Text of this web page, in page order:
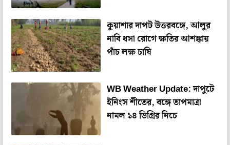
কুয়াশার দাপট উত্তরবঙ্গে, আলুর
নাবি ধসা রোগে ক্ষতির আশঙ্কায়
পাঁচ লক্ষ চাষি
WB Weather Update: দাপুটে
ইনিংস শীতের, বঙ্গে তাপমাত্রা
নামল ১৪ ডিগ্রির নিচে